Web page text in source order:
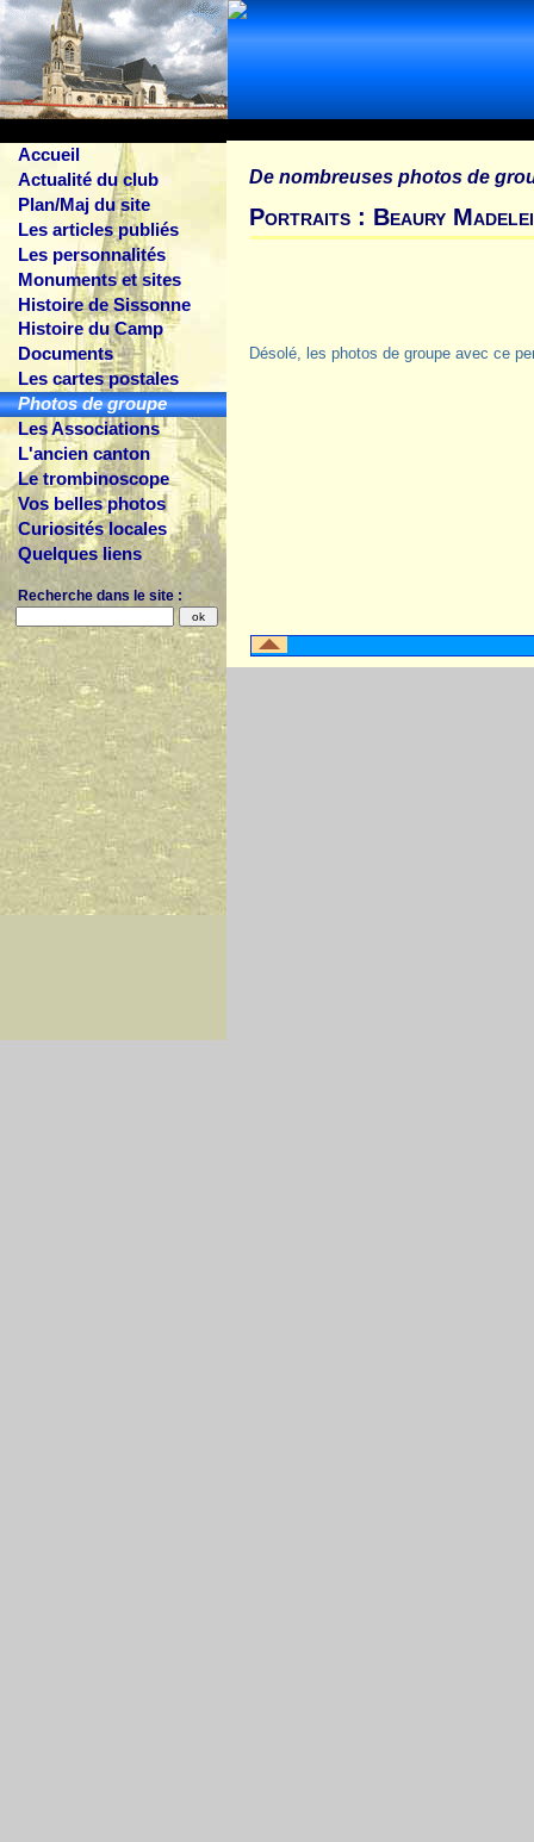
Accueil
Actualité du club
Plan/Maj du site
Les articles publiés
Les personnalités
Monuments et sites
Histoire de Sissonne
Histoire du Camp
Documents
Les cartes postales
Photos de groupe
Les Associations
L'ancien canton
Le trombinoscope
Vos belles photos
Curiosités locales
Quelques liens
Recherche dans le site :
De nombreuses photos de
Portraits : Beaury
Désolé, les photos de groupe avec ce